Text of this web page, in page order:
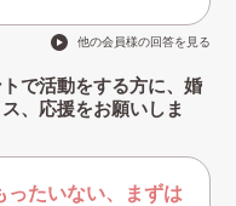
他の会員様の回答を見る
で活動をする方に、婚
、応援をお願いしま
ったいない、まずは